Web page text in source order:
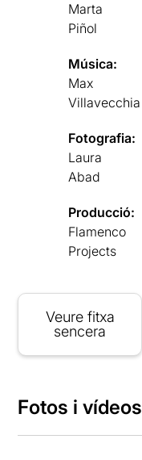
Marta
Piñol
Música:
Max
Villavecchia
Fotografia:
Laura
Abad
Producció:
Flamenco
Projects
Veure fitxa
sencera
Fotos i vídeos